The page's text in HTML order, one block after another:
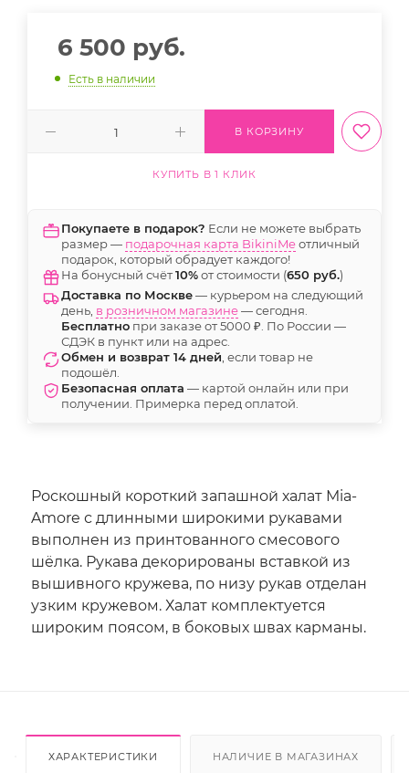
6 500 руб.
Есть в наличии
В КОРЗИНУ
КУПИТЬ В 1 КЛИК
Покупаете в подарок? Если не можете выбрать
размер — подарочная карта BikiniMeотличный
подарок, который обрадует каждого!
На бонусный счёт10%от стоимости (650 руб.)
Доставка по Москве— курьером на следующий
день, в розничном магазине— сегодня.
Бесплатно при заказе от 5000 ₽. По России —
СДЭК в пункт или на адрес.
Обмен и возврат 14 дней , если товар не
подошёл.
Безопасная оплата — картой онлайн или при
получении. Примерка перед оплатой.
Роскошный короткий запашной халат Mia-
Amore с длинными широкими рукавами
выполнен из принтованного смесового
шёлка. Рукава декорированы вставкой из
вышивного кружева, по низу рукав отделан
узким кружевом. Халат комплектуется
широким поясом, в боковых швах карманы.
ХАРАКТЕРИСТИКИ НАЛИЧИЕ В МАГАЗИНАХ